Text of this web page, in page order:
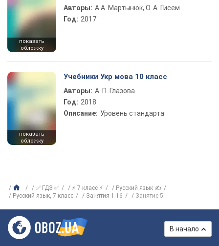
показать
обложку
Авторы: А.А. Мартынюк, О. А. Гисем
Год: 2017
показать
обложку
Учебники Укр мова 10 класс
Авторы: А. П. Глазова
Год: 2018
Описание: Уровень стандарта
✅ ГДЗ ✅ ⚡ 7 класс ⚡
Русский язык ✍
Русский язык, 7 класс
Занятия 1-16 Занятие 5
В начало